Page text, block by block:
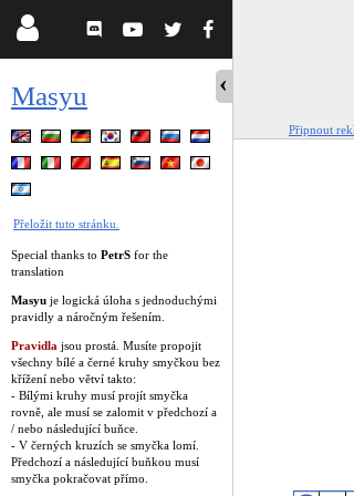
Masyu
Přeložit tuto stránku.
Special thanks to PetrS for the
translation
Masyu je logická úloha s jednoduchými
pravidly a náročným řešením.
Pravidla jsou prostá. Musíte propojit
všechny bílé a černé kruhy smyčkou bez
křížení nebo větví takto:
- Bílými kruhy musí projít smyčka
rovně, ale musí se zalomit v předchozí a
/ nebo následující buňce.
- V černých kruzích se smyčka lomí.
Předchozí a následující buňkou musí
smyčka pokračovat přímo.
Připnout